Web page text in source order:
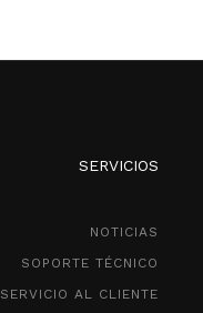
SERVICIOS
NOTICIAS
SOPORTE TÉCNICO
SERVICIO AL CLIENTE